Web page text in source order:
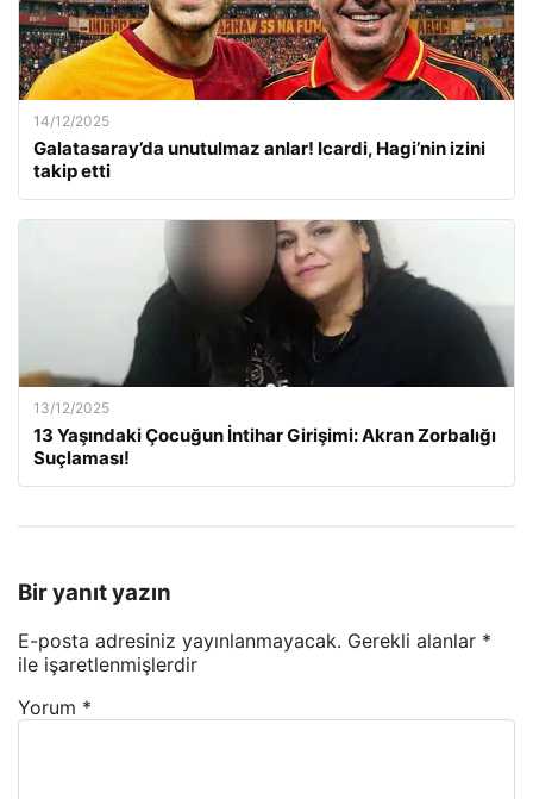
14/12/2025
Galatasaray’da unutulmaz anlar! Icardi, Hagi’nin izini
takip etti
13/12/2025
13 Yaşındaki Çocuğun İntihar Girişimi: Akran Zorbalığı
Suçlaması!
Bir yanıt yazın
E-posta adresiniz yayınlanmayacak. Gerekli alanlar *
ile işaretlenmişlerdir
Yorum *